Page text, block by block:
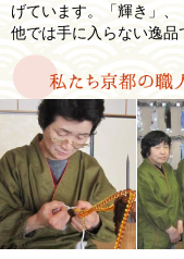
げています。「輝き」、
他では手に入らない逸品